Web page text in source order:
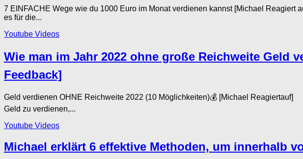
7 EINFACHE Wege wie du 1000 Euro im Monat verdienen kannst [Michael
es für die...
Youtube Videos
Wie man im Jahr 2022 ohne große Reichweite Geld
Feedback]
Geld verdienen OHNE Reichweite 2022 (10 Möglichkeiten)💰 [Michael
Geld zu verdienen,...
Youtube Videos
Michael erklärt 6 effektive Methoden, um innerhalb